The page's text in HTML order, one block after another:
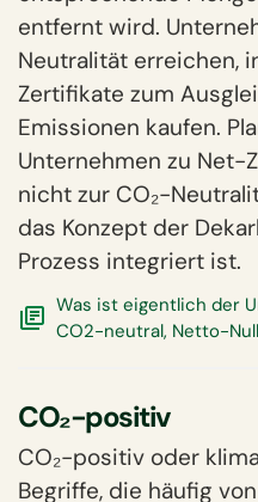
entfernt wird.
Neutralität erreichen,
Zertifikate zum
Emissionen kaufen.
Unternehmen zu Net-
nicht zur CO₂-
das Konzept der
Prozess integriert ist.
Was ist eigentlich der
CO2-neutral, Netto-
CO₂-positiv
CO₂-positiv oder
Begriffe, die häufig